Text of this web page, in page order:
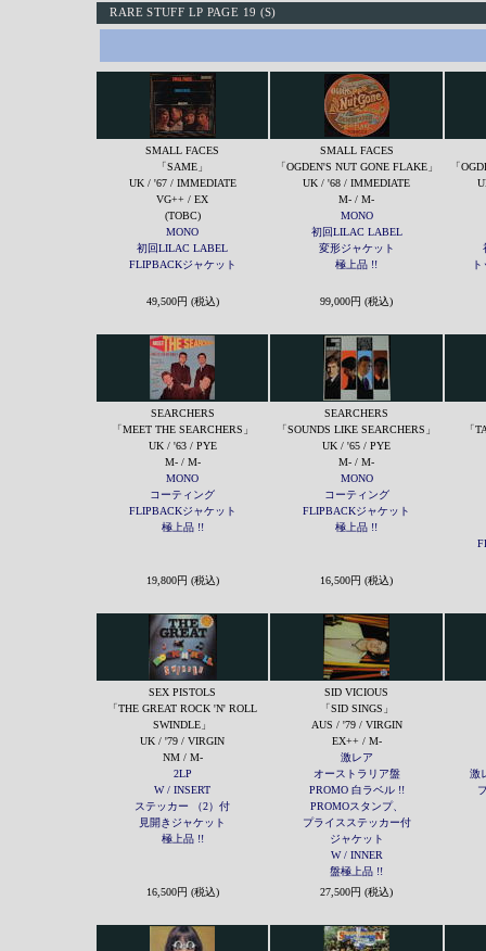
RARE STUFF LP PAGE 19 (S)
SMALL FACES
「SAME」
UK / '67 / IMMEDIATE
VG++ / EX
(TOBC)
MONO
初回LILAC LABEL
FLIPBACKジャケット
SMALL FACES
「OGDEN'S NUT GONE FLAKE」
UK / '68 / IMMEDIATE
M- / M-
MONO
初回LILAC LABEL
変形ジャケット
極上品 !!
「
49,500円 (税込) 99,000円 (税込)
SEARCHERS
「MEET THE SEARCHERS」
UK / '63 / PYE
M- / M-
MONO
コーティング
FLIPBACKジャケット
極上品 !!
SEARCHERS
「SOUNDS LIKE SEARCHERS」
UK / '65 / PYE
M- / M-
MONO
コーティング
FLIPBACKジャケット
極上品 !!
「
19,800円 (税込) 16,500円 (税込)
SEX PISTOLS
「THE GREAT ROCK 'N' ROLL
SWINDLE」
UK / '79 / VIRGIN
NM / M-
2LP
W / INSERT
ステッカー （2）付
見開きジャケット
極上品 !!
SID VICIOUS
「SID SINGS」
AUS / '79 / VIRGIN
EX++ / M-
激レア
オーストラリア盤
PROMO 白ラベル !!
PROMOスタンプ、
プライスステッカー付
ジャケット
W / INNER
盤極上品 !!
激
16,500円 (税込) 27,500円 (税込)